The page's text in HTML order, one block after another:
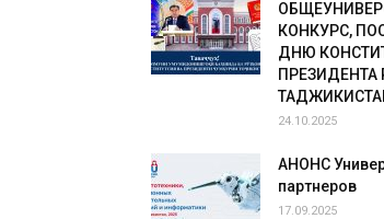
КОНКУРС,
ДНЮ
ПРЕЗИДЕНТА
24.10.2025
АНОНС
партнеров
17.09.2025